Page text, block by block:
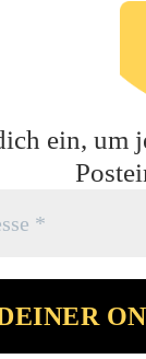
ein, um